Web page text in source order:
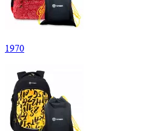
1970